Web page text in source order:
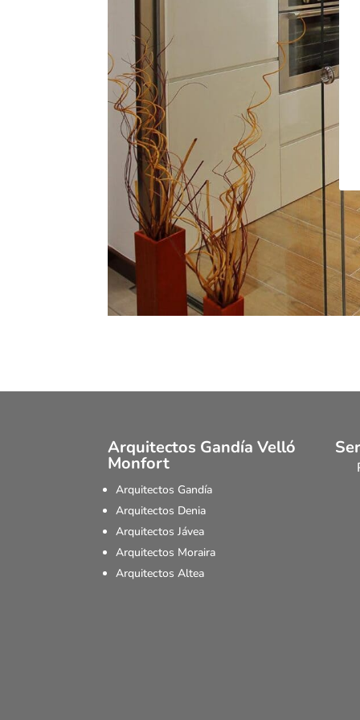
Arquitectos Gandía Velló
Monfort
Arquitectos Gandía
Arquitectos Denia
Arquitectos Jávea
Arquitectos Moraira
Arquitectos Altea